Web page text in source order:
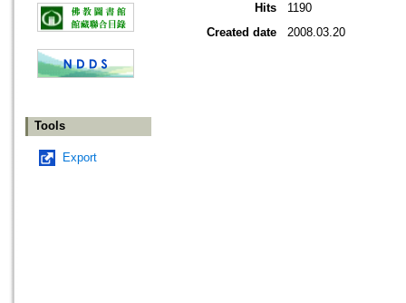
Tools
Export
Hits
1190
Created date
2008.03.20